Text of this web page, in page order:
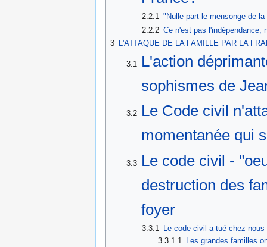
2.2.1 "Nulle part le mensonge de la
2.2.2 Ce n'est pas l'indépendance,
3
L'ATTAQUE DE LA FAMILLE PAR LA
3.1
L'action
sophismes de
3.2
Le Code civil
momentanée qui
3.3
Le code civil -
destruction des
foyer
3.3.1
Le code civil a tué chez
3.3.1.1
Les grandes familles